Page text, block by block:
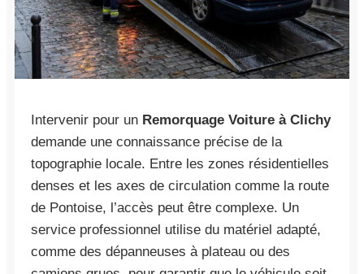
Intervenir pour un Remorquage Voiture à Clichy
demande une connaissance précise de la
topographie locale. Entre les zones résidentielles
denses et les axes de circulation comme la route
de Pontoise, l’accès peut être complexe. Un
service professionnel utilise du matériel adapté,
comme des dépanneuses à plateau ou des